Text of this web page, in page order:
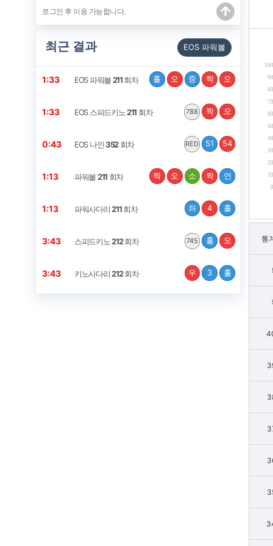
최근 결과 EOS 파워볼
1:32 EOS 파워볼211회차 홀 오 중 짝 오
1:32 EOS 스피드키노211 회차 788 짝 오
0:42 EOS 나인352회차 RED 51 54
1:12 파워볼211회차 짝 오 소 짝 언
1:12 파워사다리211회차 좌 4 홀
3:42 스피드키노212회차 745 홀 오
3:42 키노사다리212회차 우 3 홀
0
10
20
30
40
50
60
70
80
90
100
통